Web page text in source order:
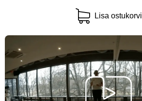
Lisa ostukorvi